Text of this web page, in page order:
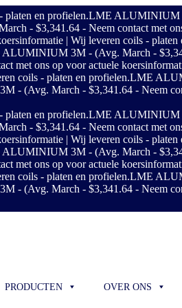
en profielen.LME ALUMINIUM
- $3,341.64 - Neem contact met
| Wij leveren coils - platen
3M - (Avg. March -
ons op voor actuele
coils - platen en profielen.LME
- (Avg. March - $3,341.64 - Neem
en profielen.LME ALUMINIUM
- $3,341.64 - Neem contact met
| Wij leveren coils - platen
3M - (Avg. March -
ons op voor actuele
coils - platen en profielen.LME
- (Avg. March - $3,341.64 - Neem
PRODUCTEN OVER ONS